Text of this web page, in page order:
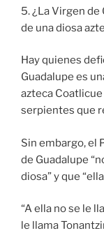
5. ¿La Virgen
de una diosa
Hay quienes
Guadalupe es
azteca
serpientes que
Sin embargo, el
de Guadalupe
diosa” y que
“A ella no se le
le llama